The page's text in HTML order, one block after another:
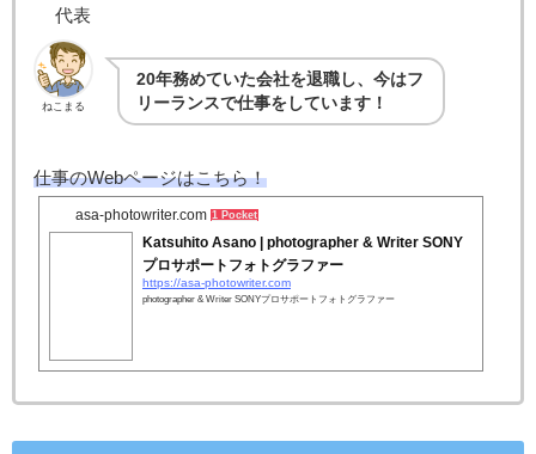
代表
ねこまる
20年務めていた会社を退職し、今はフ
リーランスで仕事をしています！
仕事のWebページはこちら！
asa-photowriter.com 1 Pocket
Katsuhito Asano | photographer & Writer SONY
プロサポートフォトグラファー
https://asa-photowriter.com
photographer & Writer SONYプロサポートフォトグラファー